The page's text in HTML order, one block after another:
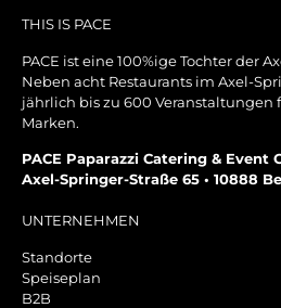
THIS IS PACE
PACE ist eine 100%ige Tochter der
Neben acht Restaurants im Axel-
jährlich bis zu 600 Veranstaltungen
Marken.
PACE Paparazzi Catering & Event
Axel-Springer-Straße 65 • 10888
UNTERNEHMEN
Standorte
Speiseplan
B2B